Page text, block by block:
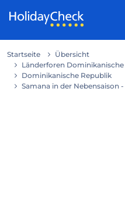
Startseite
Übersicht
Länderforen
Dominikanische Republik
Samana in der Nebensaison